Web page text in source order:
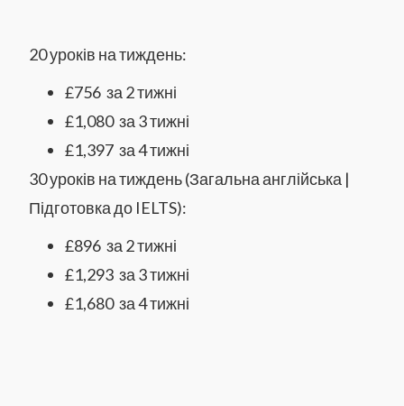
20 уроків на тиждень:
£756 за 2 тижні
£1,080 за 3 тижні
£1,397 за 4 тижні
30 уроків на тиждень (Загальна англійська |
Підготовка до IELTS):
£896 за 2 тижні
£1,293 за 3 тижні
£1,680 за 4 тижні